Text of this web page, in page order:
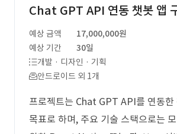
Chat GPT API 연동 챗봇 앱
예상 금액
17,000,000원
예상 기간
30일
개발 · 디자인 · 기획
안드로이드 외 1개
프로젝트는 Chat GPT API를 연동한
목표로 하며, 주요 기술 스택으로는